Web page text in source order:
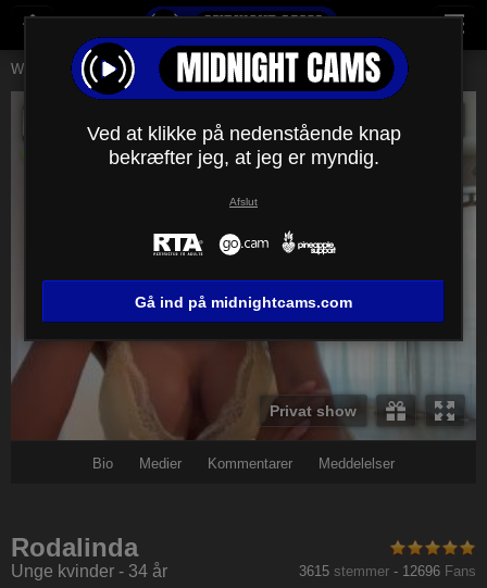
Webcams Live Unge kvinder Rodalinda
Rodalinda
Webcams live!
Privat show
Bio Medier Kommentarer Meddelelser
3615 stemmer - 12696 Fans
Rodalinda
Unge kvinder - 34 år
Ved at klikke på nedenstående knap
bekræfter jeg, at jeg er myndig.
Afslut
Gå ind på midnightcams.com